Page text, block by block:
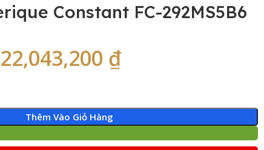
Constant FC-292MS5B6
22,043,200 ₫
Thêm Vào Giỏ Hàng